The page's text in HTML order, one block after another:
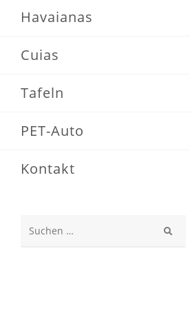
Havaianas
Cuias
Tafeln
PET-Auto
Kontakt